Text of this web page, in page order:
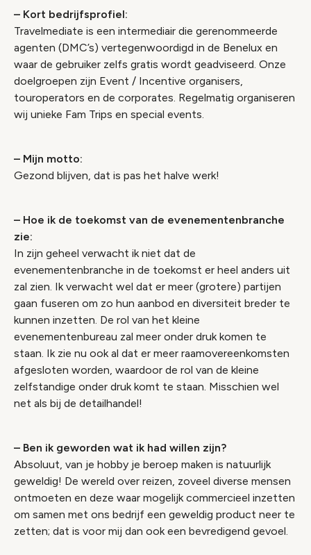
– Kort bedrijfsprofiel:
Travelmediate is een intermediair die gerenommeerde
agenten (DMC’s) vertegenwoordigd in de Benelux en
waar de gebruiker zelfs gratis wordt geadviseerd. Onze
doelgroepen zijn Event / Incentive organisers,
touroperators en de corporates. Regelmatig organiseren
wij unieke Fam Trips en special events.
– Mijn motto:
Gezond blijven, dat is pas het halve werk!
– Hoe ik de toekomst van de evenementenbranche
zie:
In zijn geheel verwacht ik niet dat de
evenementenbranche in de toekomst er heel anders uit
zal zien. Ik verwacht wel dat er meer (grotere) partijen
gaan fuseren om zo hun aanbod en diversiteit breder te
kunnen inzetten. De rol van het kleine
evenementenbureau zal meer onder druk komen te
staan. Ik zie nu ook al dat er meer raamovereenkomsten
afgesloten worden, waardoor de rol van de kleine
zelfstandige onder druk komt te staan. Misschien wel
net als bij de detailhandel!
– Ben ik geworden wat ik had willen zijn?
Absoluut, van je hobby je beroep maken is natuurlijk
geweldig! De wereld over reizen, zoveel diverse mensen
ontmoeten en deze waar mogelijk commercieel inzetten
om samen met ons bedrijf een geweldig product neer te
zetten; dat is voor mij dan ook een bevredigend gevoel.